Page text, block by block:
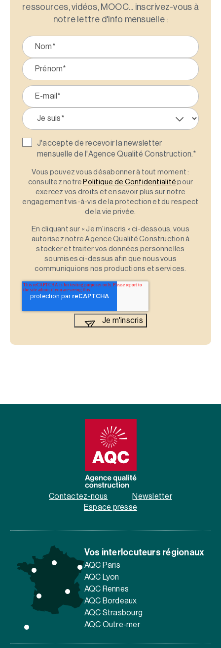
ressources, vidéos, MOOC... inscrivez-vous à
notre lettre d'info mensuelle :
J'accepte de recevoir la newsletter
mensuelle de l'Agence Qualité Construction.*
Vous pouvez vous désabonner à tout moment :
consultez notre Politique de Confidentialité pour
exercez vos droits et en savoir plus sur notre
engagement vis-à-vis de la protection et du respect
de la vie privée.
En cliquant sur « Je m'inscris » ci-dessous, vous
autorisez notre Agence Qualité Construction à
stocker et traiter vos données personnelles
soumises ci-dessus afin que nous vous
communiquions nos productions et services.
Contactez-nous
Newsletter
Espace presse
Vos interlocuteurs régionaux
AQC Paris
AQC Lyon
AQC Rennes
AQC Bordeaux
AQC Strasbourg
AQC Outre-mer